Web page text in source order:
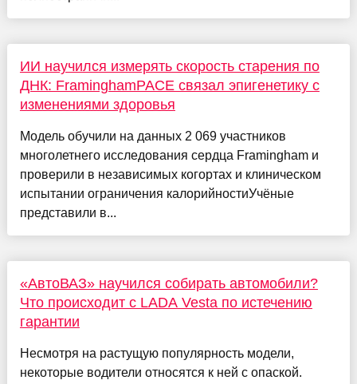
ИИ научился измерять скорость старения по
ДНК: FraminghamPACE связал эпигенетику с
изменениями здоровья
Модель обучили на данных 2 069 участников
многолетнего исследования сердца Framingham и
проверили в независимых когортах и клиническом
испытании ограничения калорийностиУчёные
представили в...
«АвтоВАЗ» научился собирать автомобили?
Что происходит с LADA Vesta по истечению
гарантии
Несмотря на растущую популярность модели,
некоторые водители относятся к ней с опаской.